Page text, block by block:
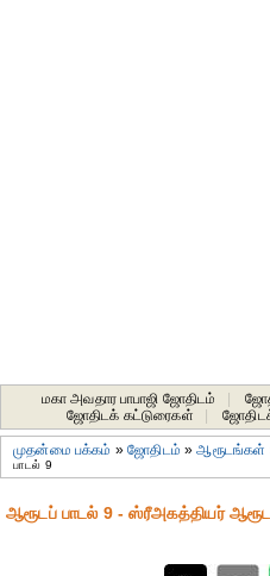
மகா அவதார பாபாஜி ஜோதிடம்
ஜோதிடக் கட்டுரைகள்
முதன்மை பக்கம் »ஜோதிடம் »ஆரூடங்கள்
பாடல் 9
ஆரூடப் பாடல் 9 - ஸ்ரீஅகத்தியர்